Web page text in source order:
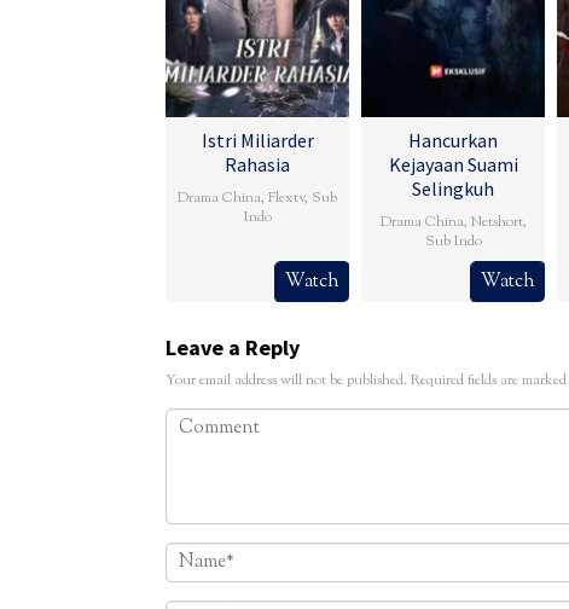
Istri Miliarder
Rahasia
Drama China, Flextv, Sub
Indo
Watch
Hancurkan
Kejayaan Suami
Selingkuh
Drama China, Netshort,
Sub Indo
Watch
Leave a Reply
Your email address will not be published. Required fields are marked